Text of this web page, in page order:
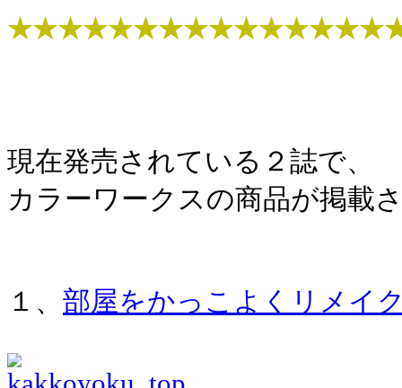
現在発売されている２誌で、
カラーワークスの商品が掲載
１、 部屋をかっこよくリメイ